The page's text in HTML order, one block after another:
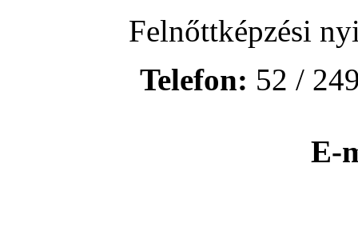
Felnőttképzési
Telefon: 52 /
E-